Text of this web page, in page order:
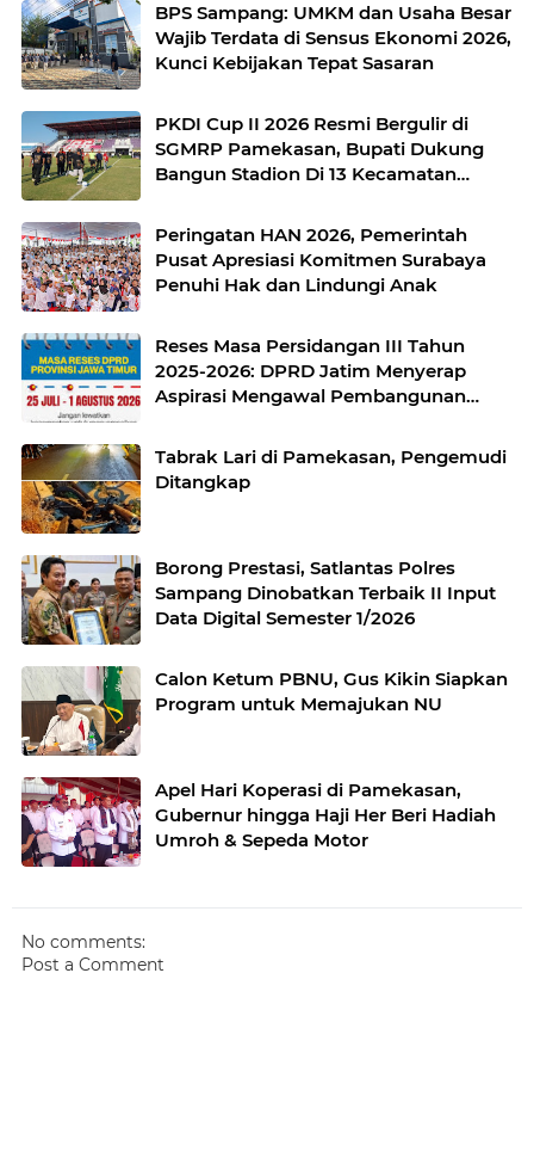
BPS Sampang: UMKM dan Usaha Besar
Wajib Terdata di Sensus Ekonomi 2026,
Kunci Kebijakan Tepat Sasaran
PKDI Cup II 2026 Resmi Bergulir di
SGMRP Pamekasan, Bupati Dukung
Bangun Stadion Di 13 Kecamatan
Peringatan HAN 2026, Pemerintah
Pusat Apresiasi Komitmen Surabaya
Penuhi Hak dan Lindungi Anak
Reses Masa Persidangan III Tahun
2025-2026: DPRD Jatim Menyerap
Aspirasi Mengawal Pembangunan
Tabrak Lari di Pamekasan, Pengemudi
Ditangkap
Borong Prestasi, Satlantas Polres
Sampang Dinobatkan Terbaik II Input
Data Digital Semester 1/2026
Calon Ketum PBNU, Gus Kikin Siapkan
Program untuk Memajukan NU
Apel Hari Koperasi di Pamekasan,
Gubernur hingga Haji Her Beri Hadiah
Umroh & Sepeda Motor
No comments:
Post a Comment